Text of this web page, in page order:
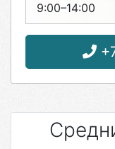
9:00–14:00